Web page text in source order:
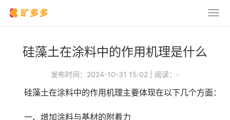
硅藻土在涂料中的作用机理是什么
发布时间：2024-10-31 15:02 阅读： -
硅藻土在涂料中的作用机理主要体现在以下几个方面：
一、增加涂料与基材的附着力